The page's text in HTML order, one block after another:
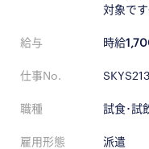
対象で
給与 時給
仕事No.
職種 試食･試
雇用形態 派遣